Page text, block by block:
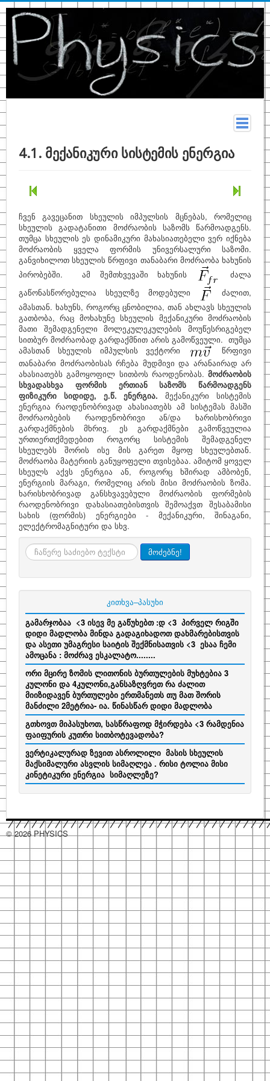
სახელმძღვანელო
ფიზიკურ მონაცემთა ცხრილები
ტერმინები
ზოგადი ფიზიკა
საინტერესო
ფიზიკოსები
კითხვა–პასუხი
საიტის შესახებ
4.1. მექანიკური სისტემის ენერგია
ჩვენ გავეცანით სხეულის იმპულსის მცნებას, რომელიც
სხეულის გადატანითი მოძრაობის საზომს წარმოადგენს.
თუმცა სხეულის ეს დინამიკური მახასიათებელი ვერ იქნება
მოძრაობის ყველა ფორმის უნივერსალური საზომი.
განვიხილოთ სხეულის წრფივი თანაბარი მოძრაობა ხახუნის
პირობებში. ამ შემთხვევაში ხახუნის
ძალა
გაწონასწორებულია სხეულზე მოდებული
ძალით,
ამასთან. ხახუნს, როგორც ცნობილია, თან ახლავს სხეულის
გათბობა, რაც მოხახუნე სხეულის მექანიკური მოძრაობის
მათი შემადგენელი მოლეკულეკულების მოუწესრიგებელ
სითბურ მოძრაობად გარდაქმნით არის გამოწვეული. თუმცა
ამასთან სხეულის იმპულსის ვექტორი
წრფივი
თანაბარი მოძრაობისას რჩება მუდმივი და არანაირად არ
ახასიათებს გამოყოფილ სითბოს რაოდენობას. მოძრაობის
სხვადასხვა ფორმის ერთიან საზომს წარმოადგენს
ფიზიკური სიდიდე, ე.წ. ენერგია. მექანიკური სისტემის
ენერგია რაოდენობრივად ახასიათებს ამ სისტემას მასში
მოძრაობების რაოდენობრივი ან/და ხარისხობრივი
გარდაქმნების მხრივ. ეს გარდაქმნები გამოწვეულია
ურთიერთქმედებით როგორც სისტემის შემადგენელ
სხეულებს შორის ისე მის გარეთ მყოფ სხეულებთან.
მოძრაობა მატერიის განუყოფელი თვისებაა. ამიტომ ყოველ
სხეულს აქვს ენერგია ან, როგორც ხშირად ამბობენ,
ენერგიის მარაგი, რომელიც არის მისი მოძრაობის ზომა.
ხარისხობრივად განსხვავებული მოძრაობის ფორმების
რაოდენობრივი დახასიათებისთვის შემოაქვთ შესაბამისი
სახის (ფორმის) ენერგიები - მექანიკური, შინაგანი,
ელექტრომაგნიტური და სხვ.
ძიება
მოძებნე!
კითხვა–პასუხი
გამარჯობაა <3 ისევ მე გაწუხებთ :დ <3 პირველ რიგში
დიდი მადლობა მინდა გადაგიხადოთ დახმარებისთვის
და ასეთი უმაგრესი საიტის შექმნისათვის <3 ესაა ჩემი
ამოცანა : მოძრავ ესკალატო........
ორი მცირე ზომის ლითონის ბურთულების მუხტებია 3
კულონი და 4კულონი,განსაზღვრეთ რა ძალით
მიიზიდავენ ბურთულები ერთმანეთს თუ მათ შორის
მანძილი 2მეტრია- ია. წინასწარ დიდი მადლობა
გთხოვთ მიპასუხოთ, სასწრაფოდ მჭირდება <3 რამდენია
ფაიფურის კუთრი სითბოტევადობა?
ვერტიკალურად ზევით ასროლილი მასის სხეულის
მაქსიმალური ასვლის სიმაღლეა . რისი ტოლია მისი
კინეტიკური ენერგია სიმაღლეზე?
© 2026 PHYSICS
hacklink
paneli
hacklink
paneli
hacklink
hacklink
hacklink
hacklink
satın
al
hacklink
paneli
hacklink
paneli
hacklink
satın
al
hacklink
satın
al
izmir
web
ajans
izmir
reklam
ajansı
hacklink
paneli
hacklink
paneli
hacklink
paneli
hacklink
paneli
hacklink
paneli
hacklink
paneli
hacklink
hacklink
hacklink
hacklink
satın
al
hacklink
paneli
hacklink
paneli
taraftarium24
taraftarium24
jojobet
jojobet
giriş
sahabet
sahabet
giriş
有
道
翻
有
道
翻
jojobet
jojobet
giriş
jojobet
jojobet
giriş
onwin
onwin
giriş
taraftarium24
canlı
maç
izle
cratosroyalbet
güncel
cratosroyalbet
güncel
tipobet
tipobet
giriş
telegram
telegram
下
载
爱
思
助
爱
思
助
tipobet
kayıt
tipobet
güncel
giriş
wps
wps
下
载
jojobet
jojobet
giriş
türk
ifşa
türk
ifşa
jojobet
jojobet
giriş
汽
水
音
汽
水
音
taraftarium24
canlı
maç
izle
汽
水
音
汽
水
音
jojobet
jojobet
giriş
casibom
casibom
giriş
jojobet
jojobet
giriş
jojobet
jojobet
giriş
taraftarium24
canlı
maç
izle
taraftarium24
canlı
maç
izle
casibom
casibom
giriş
jojobet
jojobet
giriş
jojobet
jojobet
giriş
taraftarium24
canlı
maç
izle
casibom
casibom
giriş
jojobet
jojobet
giriş
wps
官
网
wps
下
载
jojobet
jojobet
giriş